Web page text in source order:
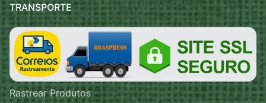
TRANSPORTE
Rastrear Produtos